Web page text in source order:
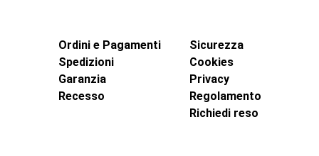
Ordini e Pagamenti
Spedizioni
Garanzia
Recesso
Sicurezza
Cookies
Privacy
Regolamento
Richiedi reso